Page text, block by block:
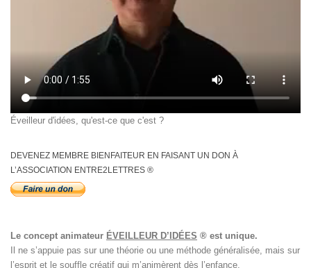
Éveilleur d'idées, qu'est-ce que c'est ?
DEVENEZ MEMBRE BIENFAITEUR EN FAISANT UN DON À
L’ASSOCIATION ENTRE2LETTRES ®
Le concept animateur ÉVEILLEUR D’IDÉES ® est unique.
Il ne s’appuie pas sur une théorie ou une méthode généralisée, mais sur
l’esprit et le souffle créatif qui m’animèrent dès l’enfance.